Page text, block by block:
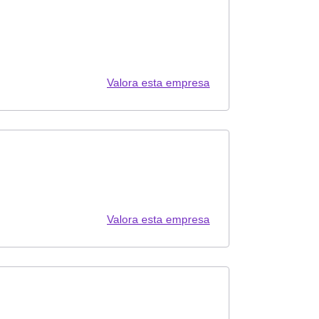
Valora esta empresa
Valora esta empresa